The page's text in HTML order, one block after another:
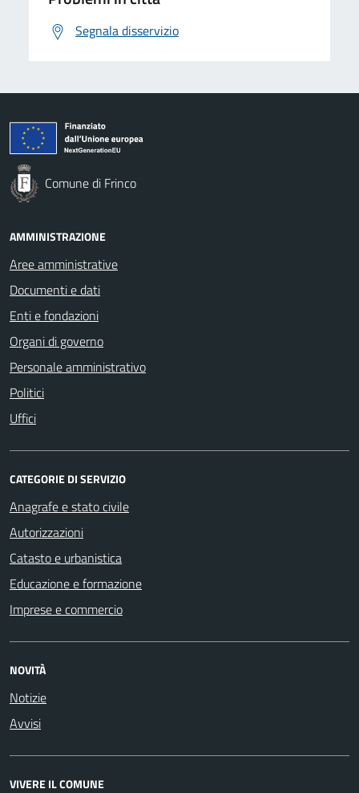
Segnala disservizio
Comune di Frinco
AMMINISTRAZIONE
Aree amministrative
Documenti e dati
Enti e fondazioni
Organi di governo
Personale amministrativo
Politici
Uffici
CATEGORIE DI SERVIZIO
Anagrafe e stato civile
Autorizzazioni
Catasto e urbanistica
Educazione e formazione
Imprese e commercio
NOVITÀ
Notizie
Avvisi
VIVERE IL COMUNE